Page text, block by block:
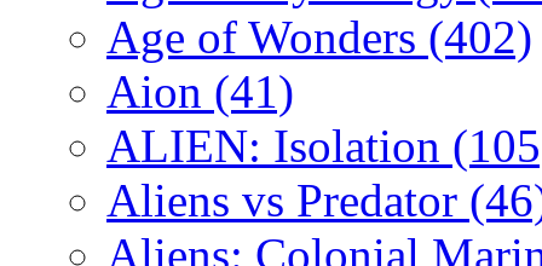
Age of Wonders (402)
Aion (41)
ALIEN: Isolation
Aliens vs Predator
Aliens: Colonial